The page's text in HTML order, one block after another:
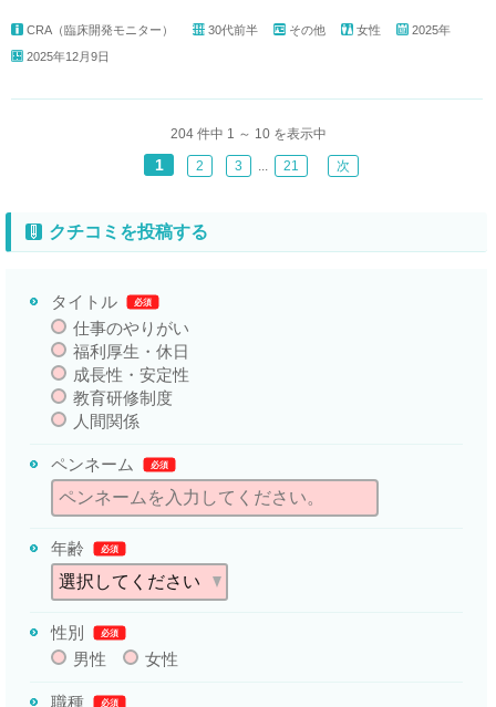
CRA（臨床開発モニター） 30代前半 その他 女性
2025年
2025年12月9日
204 件中 1 ～ 10 を表示中
1 2 3 21 次
クチコミを投稿する
タイトル 必須
仕事のやりがい
福利厚生・休日
成長性・安定性
教育研修制度
人間関係
ペンネーム 必須
年齢 必須
性別 必須
男性 女性
職種 必須